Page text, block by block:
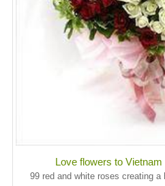
Love flowers to
99 red and white roses creating a